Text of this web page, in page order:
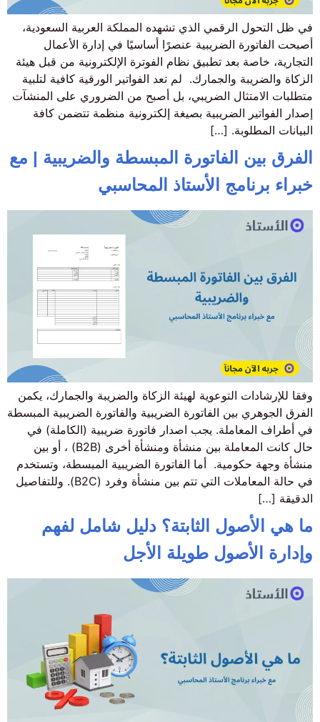
في ظل التحول الرقمي الذي تشهده المملكة العربية السعودية،
أصبحت الفاتورة الضريبية عنصرًا أساسيًا في إدارة الأعمال
التجارية، خاصة بعد تطبيق نظام الفوترة الإلكترونية من قبل هيئة
الزكاة والضريبة والجمارك. لم تعد الفواتير الورقية كافية لتلبية
متطلبات الامتثال الضريبي، بل أصبح من الضروري على المنشآت
إصدار الفواتير الضريبية بصيغة إلكترونية منظمة تتضمن كافة
البيانات المطلوبة. […]
الفرق بين الفاتورة المبسطة والضريبية | مع
خبراء برنامج الأستاذ المحاسبي
وفقا للإرشادات التوعوية لهيئة الزكاة والضريبة والجمارك، يكمن
الفرق الجوهري بين الفاتورة الضريبية والفاتورة الضريبية المبسطة
في أطراف المعاملة. يجب اصدار فاتورة ضريبية (الكاملة) في
حال كانت المعاملة بين منشأة ومنشأة أخرى (B2B) ، أو بين
منشأة وجهة حكومية. أما الفاتورة الضريبية المبسطة، وتستخدم
في حالة المعاملات التي تتم بين منشأة وفرد (B2C). وللتفاصيل
الدقيقة […]
ما هي الأصول الثابتة؟ دليل شامل لفهم
وإدارة الأصول طويلة الأجل